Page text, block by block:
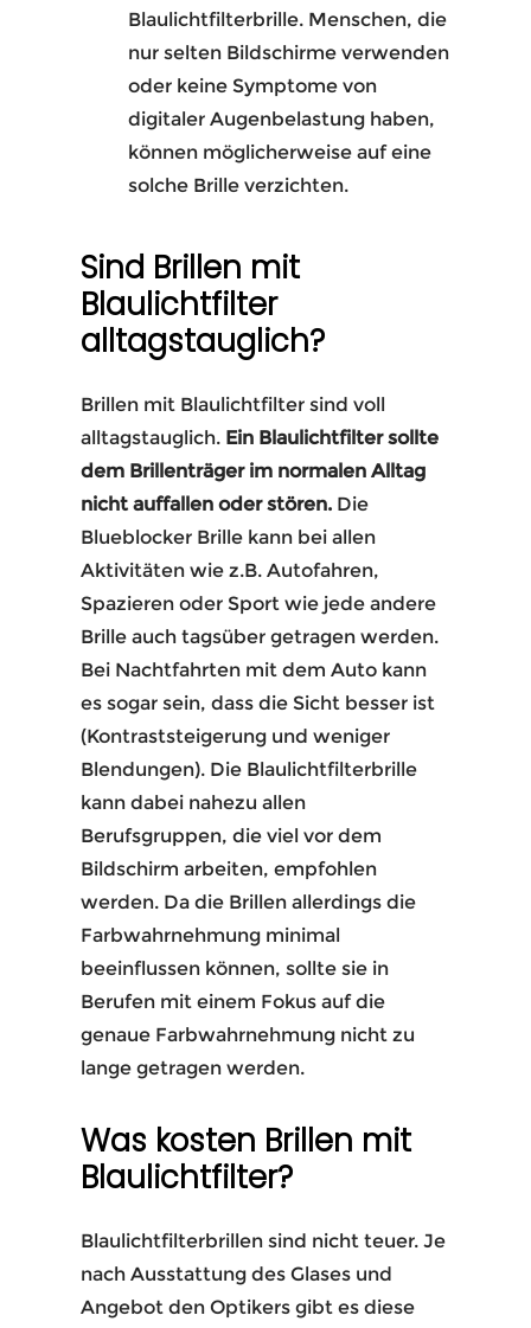
Blaulichtfilterbrille. Menschen, die
nur selten Bildschirme verwenden
oder keine Symptome von
digitaler Augenbelastung haben,
können möglicherweise auf eine
solche Brille verzichten.
Sind Brillen mit
Blaulichtfilter
alltagstauglich?
Brillen mit Blaulichtfilter sind voll
alltagstauglich. Ein Blaulichtfilter sollte
dem Brillenträger im normalen Alltag
nicht auffallen oder stören. Die
Blueblocker Brille kann bei allen
Aktivitäten wie z.B. Autofahren,
Spazieren oder Sport wie jede andere
Brille auch tagsüber getragen werden.
Bei Nachtfahrten mit dem Auto kann
es sogar sein, dass die Sicht besser ist
(Kontraststeigerung und weniger
Blendungen). Die Blaulichtfilterbrille
kann dabei nahezu allen
Berufsgruppen, die viel vor dem
Bildschirm arbeiten, empfohlen
werden. Da die Brillen allerdings die
Farbwahrnehmung minimal
beeinflussen können, sollte sie in
Berufen mit einem Fokus auf die
genaue Farbwahrnehmung nicht zu
lange getragen werden.
Was kosten Brillen mit
Blaulichtfilter?
Blaulichtfilterbrillen sind nicht teuer. Je
nach Ausstattung des Glases und
Angebot den Optikers gibt es diese